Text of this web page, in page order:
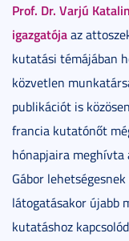
Prof. Dr. Varjú
igazgatójaaz
kutatási témájában
közvetlen
publikációt is
francia kutatónőt
hónapjaira meghívta
Gábor
látogatásakor újabb
kutatáshoz